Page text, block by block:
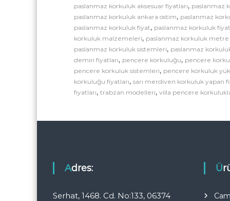
paslanmaz korkuluk aksesuar fiyatları, paslanmaz
paslanmaz korkuluk ankara ostim, paslanmaz
paslanmaz korkuluk fiyat, paslanmaz korkuluk
korkuluk malzemeleri, paslanmaz korkuluk metre
paslanmaz korkuluk sistemleri, paslanmaz
demiri fiyatları, pencere korkuluğu, pencere
pencere korkuluk sistemleri, pencere korkuluk
korkuluğu fiyatları,sarı merdiven korkuluk yapan
fiyatları,trabzan modelleri,villa pencere
Adres:
Serhat, 1468. Cd. No:133, 06374